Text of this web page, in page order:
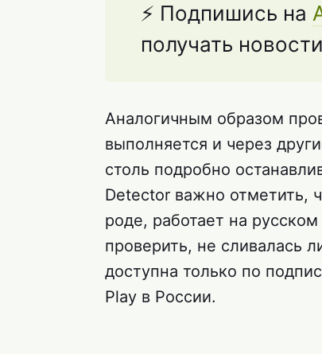
⚡ Подпишись на
получать
Аналогичным образом
выполняется и через
столь подробно
Detector важно отметить,
роде, работает на
проверить, не сливалась
доступна только по
Play в России.